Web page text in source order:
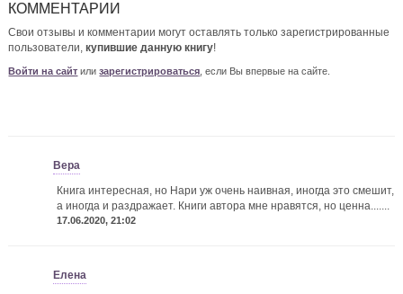
КОММЕНТАРИИ
Свои отзывы и комментарии могут оставлять только зарегистрированные
пользователи,купившие данную книгу!
Войти на сайт илизарегистрироваться , если Вы впервые на сайте.
Вера
Книга интересная, но Нари уж очень наивная, иногда это смешит,
а иногда и раздражает. Книги автора мне нравятся, но ценна.......
17.06.2020, 21:02
Елена